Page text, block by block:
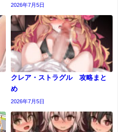
2026年7月5日
クレア・ストラグル 攻略まと
め
2026年7月5日